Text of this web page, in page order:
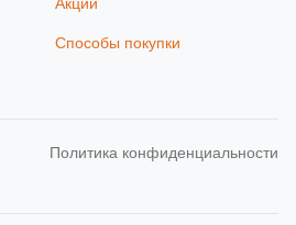
Способы покупки
Политика конфиденциальности